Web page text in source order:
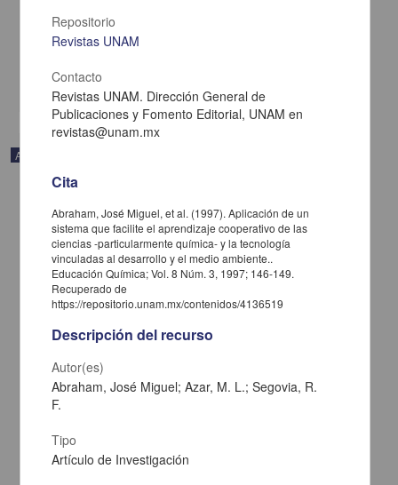
Chamizo, José Antonio - Facultad de Química, UNAM
2018-08-30
Artículo
Valiente Barderas, Antonio; González Cercas, Martha - Facultad de
Química, UNAM
2018-08-30
Repositorio
Revistas UNAM
Contacto
Revistas UNAM. Dirección General de
Publicaciones y Fomento Editorial, UNAM en
revistas@unam.mx
Cita
Abraham, José Miguel, et al. (1997). Aplicación de un
sistema que facilite el aprendizaje cooperativo de las
ciencias -particularmente química- y la tecnología
vinculadas al desarrollo y el medio ambiente..
Educación Química; Vol. 8 Núm. 3, 1997; 146-149.
Recuperado de
https://repositorio.unam.mx/contenidos/4136519
Descripción del recurso
Autor(es)
Abraham, José Miguel; Azar, M. L.; Segovia, R.
F.
Tipo
Artículo de Investigación